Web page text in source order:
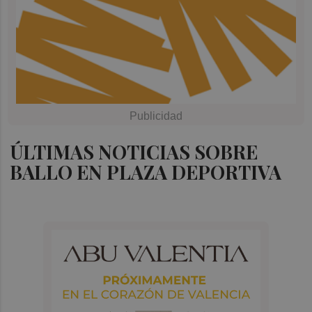
ÚLTIMAS NOTICIAS SOBRE
BALLO EN PLAZA DEPORTIVA